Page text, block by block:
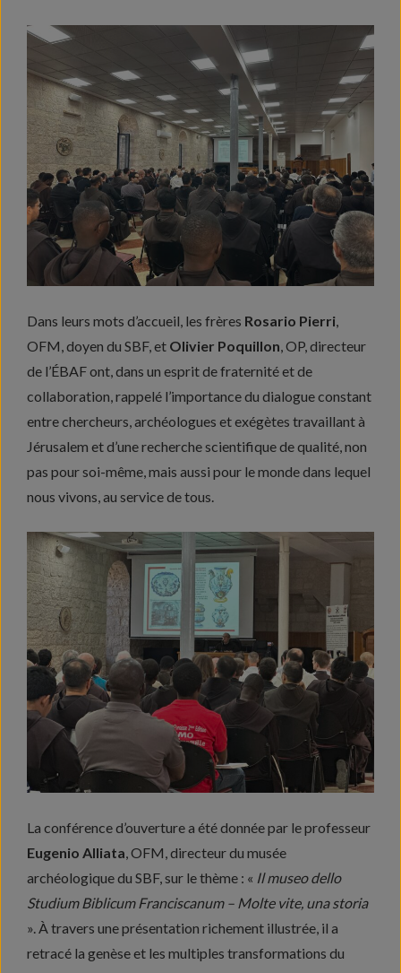
Dans leurs mots d’accueil, les frères Rosario Pierri,
OFM, doyen du SBF, et Olivier Poquillon, OP, directeur
de l’ÉBAF ont, dans un esprit de fraternité et de
collaboration, rappelé l’importance du dialogue constant
entre chercheurs, archéologues et exégètes travaillant à
Jérusalem et d’une recherche scientifique de qualité, non
pas pour soi-même, mais aussi pour le monde dans lequel
nous vivons, au service de tous.
La conférence d’ouverture a été donnée par le professeur
Eugenio Alliata, OFM, directeur du musée
archéologique du SBF, sur le thème : « Il museo dello
Studium Biblicum Franciscanum – Molte vite, una storia
». À travers une présentation richement illustrée, il a
retracé la genèse et les multiples transformations du